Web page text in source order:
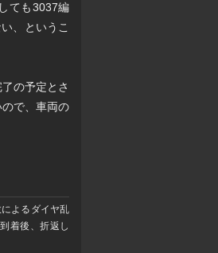
ても3037編
、というこ
の予定とさ
で、車両の
よるダイヤ乱
着後、折返し